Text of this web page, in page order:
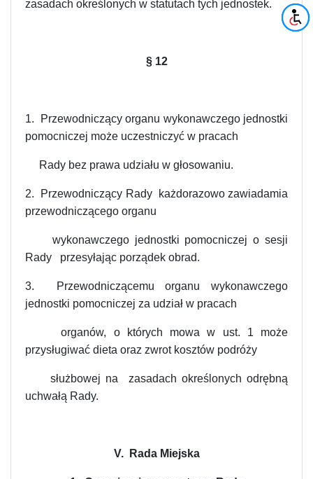
zasadach określonych w statutach tych jednostek.
§ 12
1. Przewodniczący organu wykonawczego jednostki
pomocniczej może uczestniczyć w pracach
Rady bez prawa udziału w głosowaniu.
2. Przewodniczący Rady każdorazowo zawiadamia
przewodniczącego organu
wykonawczego jednostki pomocniczej o sesji
Rady przesyłając porządek obrad.
3. Przewodniczącemu organu wykonawczego
jednostki pomocniczej za udział w pracach
organów, o których mowa w ust. 1 może
przysługiwać dieta oraz zwrot kosztów podróży
służbowej na zasadach określonych odrębną
uchwałą Rady.
V. Rada Miejska